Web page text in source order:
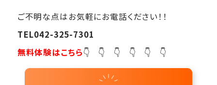
ご不明な点はお気軽にお電話ください！！
TEL042-325-7301
無料体験はこちら👇 👇 👇 👇 👇 👇